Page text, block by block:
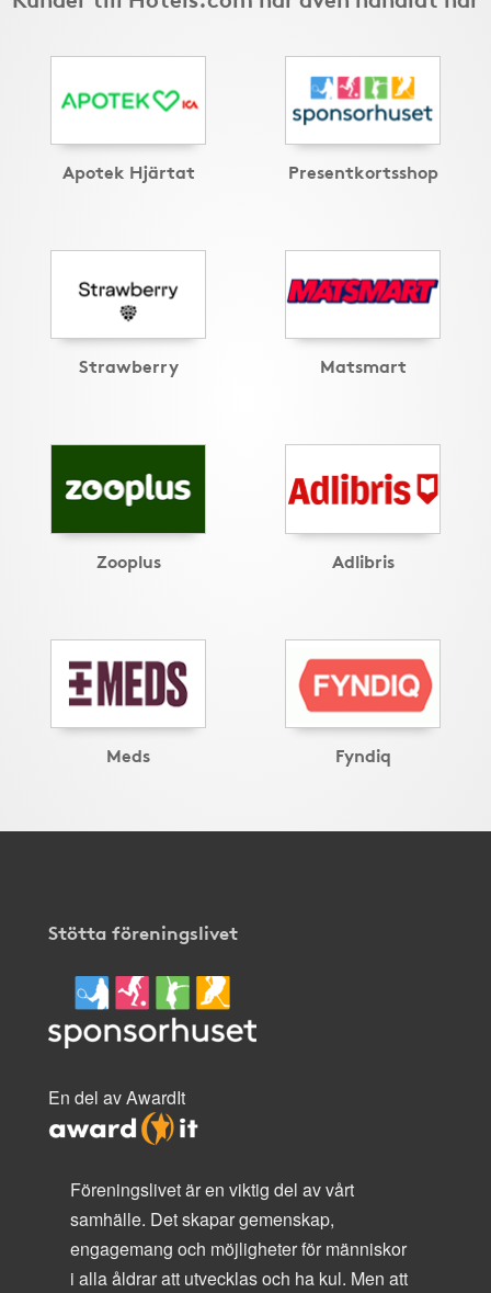
Apotek Hjärtat Presentkortsshop
Strawberry Matsmart
Zooplus Adlibris
Meds Fyndiq
Stötta föreningslivet
En del av AwardIt
Föreningslivet är en viktig del av vårt
samhälle. Det skapar gemenskap,
engagemang och möjligheter för människor
i alla åldrar att utvecklas och ha kul. Men att